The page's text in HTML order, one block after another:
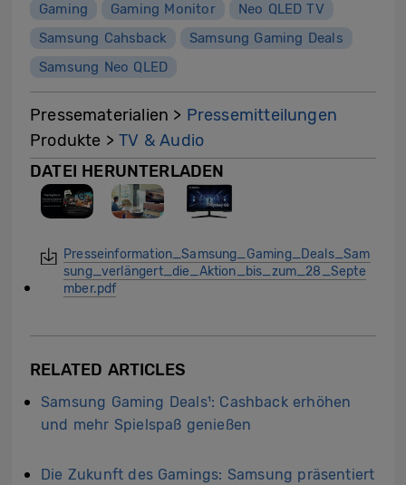
Gaming Gaming Monitor
Neo QLED TV
Samsung Cahsback
Samsung Gaming Deals
Samsung Neo QLED
Pressematerialien > Pressemitteilungen
Produkte >TV & Audio
DATEI HERUNTERLADEN
Presseinformation_Samsung_Gaming_Deals_Sam
sung_verlängert_die_Aktion_bis_zum_28_Septe
mber.pdf
RELATED ARTICLES
Samsung Gaming Deals¹: Cashback erhöhen
und mehr Spielspaß genießen
Die Zukunft des Gamings: Samsung präsentiert